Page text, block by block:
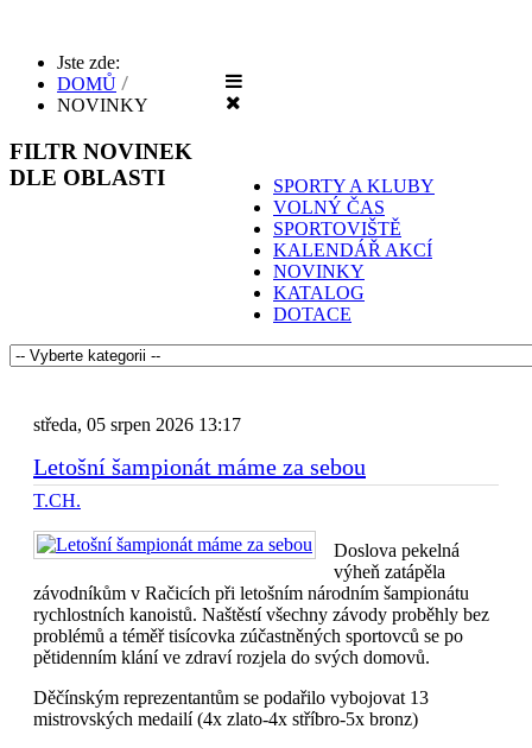
SPORTY A KLUBY
VOLNÝ ČAS
SPORTOVIŠTĚ
KALENDÁŘ AKCÍ
NOVINKY
KATALOG
DOTACE
Jste zde:
DOMŮ
NOVINKY
FILTR NOVINEK
DLE OBLASTI
středa, 05 srpen 2026 13:17
Letošní šampionát máme za sebou
T.CH.
Doslova pekelná
výheň zatápěla
závodníkům v Račicích při letošním národním šampionátu
rychlostních kanoistů. Naštěstí všechny závody proběhly bez
problémů a téměř tisícovka zúčastněných sportovců se po
pětidenním klání ve zdraví rozjela do svých domovů.
Děčínským reprezentantům se podařilo vybojovat 13
mistrovských medailí (4x zlato-4x stříbro-5x bronz)